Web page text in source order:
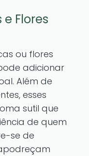
Flores
ou flores
adicionar
Além de
esses
sutil que
de quem
se de